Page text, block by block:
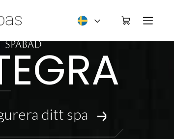
Deutsch
ditt spa